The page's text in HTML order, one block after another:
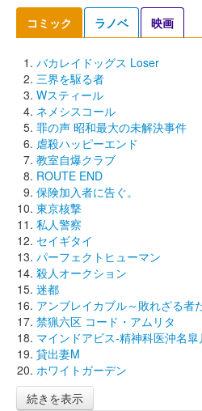
コミック ラノベ 映画
バカレイドッグス Loser
三界を駆る者
Wスティール
ネメシスコール
罪の声 昭和最大の未解決事件
虐殺ハッピーエンド
教室自爆クラブ
ROUTE END
保険加入者に告ぐ。
東京核撃
私人警察
セイギタイ
パーフェクトヒューマン
殺人オークション
迷都
アンブレイカブル～敗れざる者
禁猟六区 コード・アムリタ
マインドアビス-精神科医沖名
貸出妻M
ホワイトガーデン
続きを表示